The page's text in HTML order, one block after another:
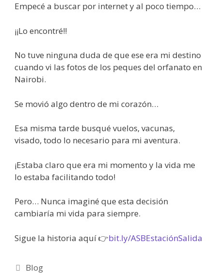
Empecé a buscar por internet y al poco tiempo…
¡¡Lo encontré!!
No tuve ninguna duda de que ese era mi destino
cuando vi las fotos de los peques del orfanato en
Nairobi.
Se movió algo dentro de mi corazón…
Esa misma tarde busqué vuelos, vacunas,
visado, todo lo necesario para mi aventura.
¡Estaba claro que era mi momento y la vida me
lo estaba facilitando todo!
Pero… Nunca imaginé que esta decisión
cambiaría mi vida para siempre.
Sigue la historia aquí 👉bit.ly/ASBEstaciónSalida
Blog